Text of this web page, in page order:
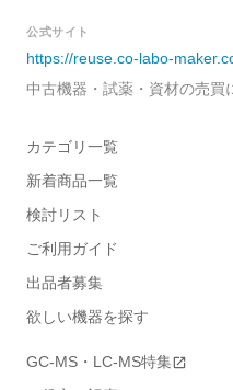
公式サイト
https://reuse.co-labo-
中古機器・試薬・資材の売買
カテゴリ一覧
新着商品一覧
検討リスト
ご利用ガイド
出品者募集
欲しい機器を探す
GC-MS・LC-MS特集